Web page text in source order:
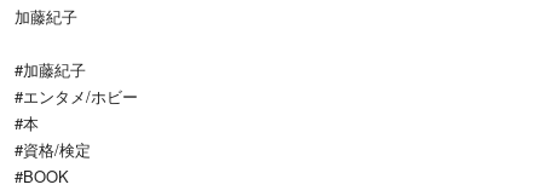
加藤紀子
#加藤紀子
#エンタメ/ホビー
#本
#資格/検定
#BOOK